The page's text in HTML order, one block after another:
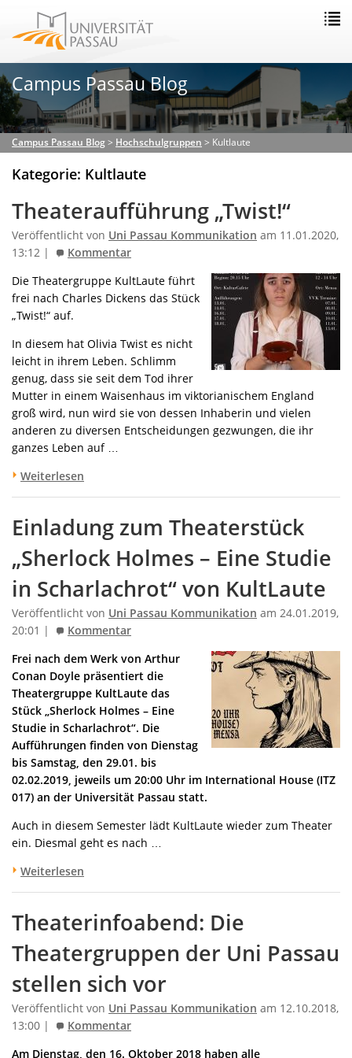
Campus Passau Blog
Campus Passau Blog> Hochschulgruppen > Kultlaute
Kategorie: Kultlaute
Theateraufführung „Twist!“
Veröffentlicht von Uni Passau Kommunikation am 11.01.2020,
13:12 |
Kommentar
Die Theatergruppe KultLaute führt
frei nach Charles Dickens das Stück
„Twist!“ auf.
In diesem hat Olivia Twist es nicht
leicht in ihrem Leben. Schlimm
genug, dass sie seit dem Tod ihrer
Mutter in einem Waisenhaus im viktorianischem England
groß wird, nun wird sie von dessen Inhaberin und vielen
anderen zu diversen Entscheidungen gezwungen, die ihr
ganzes Leben auf …
Weiterlesen
Einladung zum Theaterstück
„Sherlock Holmes – Eine Studie
in Scharlachrot“ von KultLaute
Veröffentlicht von Uni Passau Kommunikation am 24.01.2019,
20:01 |
Kommentar
Frei nach dem Werk von Arthur
Conan Doyle präsentiert die
Theatergruppe KultLaute das
Stück „Sherlock Holmes – Eine
Studie in Scharlachrot“. Die
Aufführungen finden von Dienstag
bis Samstag, den 29.01. bis
02.02.2019, jeweils um 20:00 Uhr im International House (ITZ
017) an der Universität Passau statt.
Auch in diesem Semester lädt KultLaute wieder zum Theater
ein. Diesmal geht es nach …
Weiterlesen
Theaterinfoabend: Die
Theatergruppen der Uni Passau
stellen sich vor
Veröffentlicht von Uni Passau Kommunikation am 12.10.2018,
13:00 |
Kommentar
Am Dienstag, den 16. Oktober 2018 haben alle